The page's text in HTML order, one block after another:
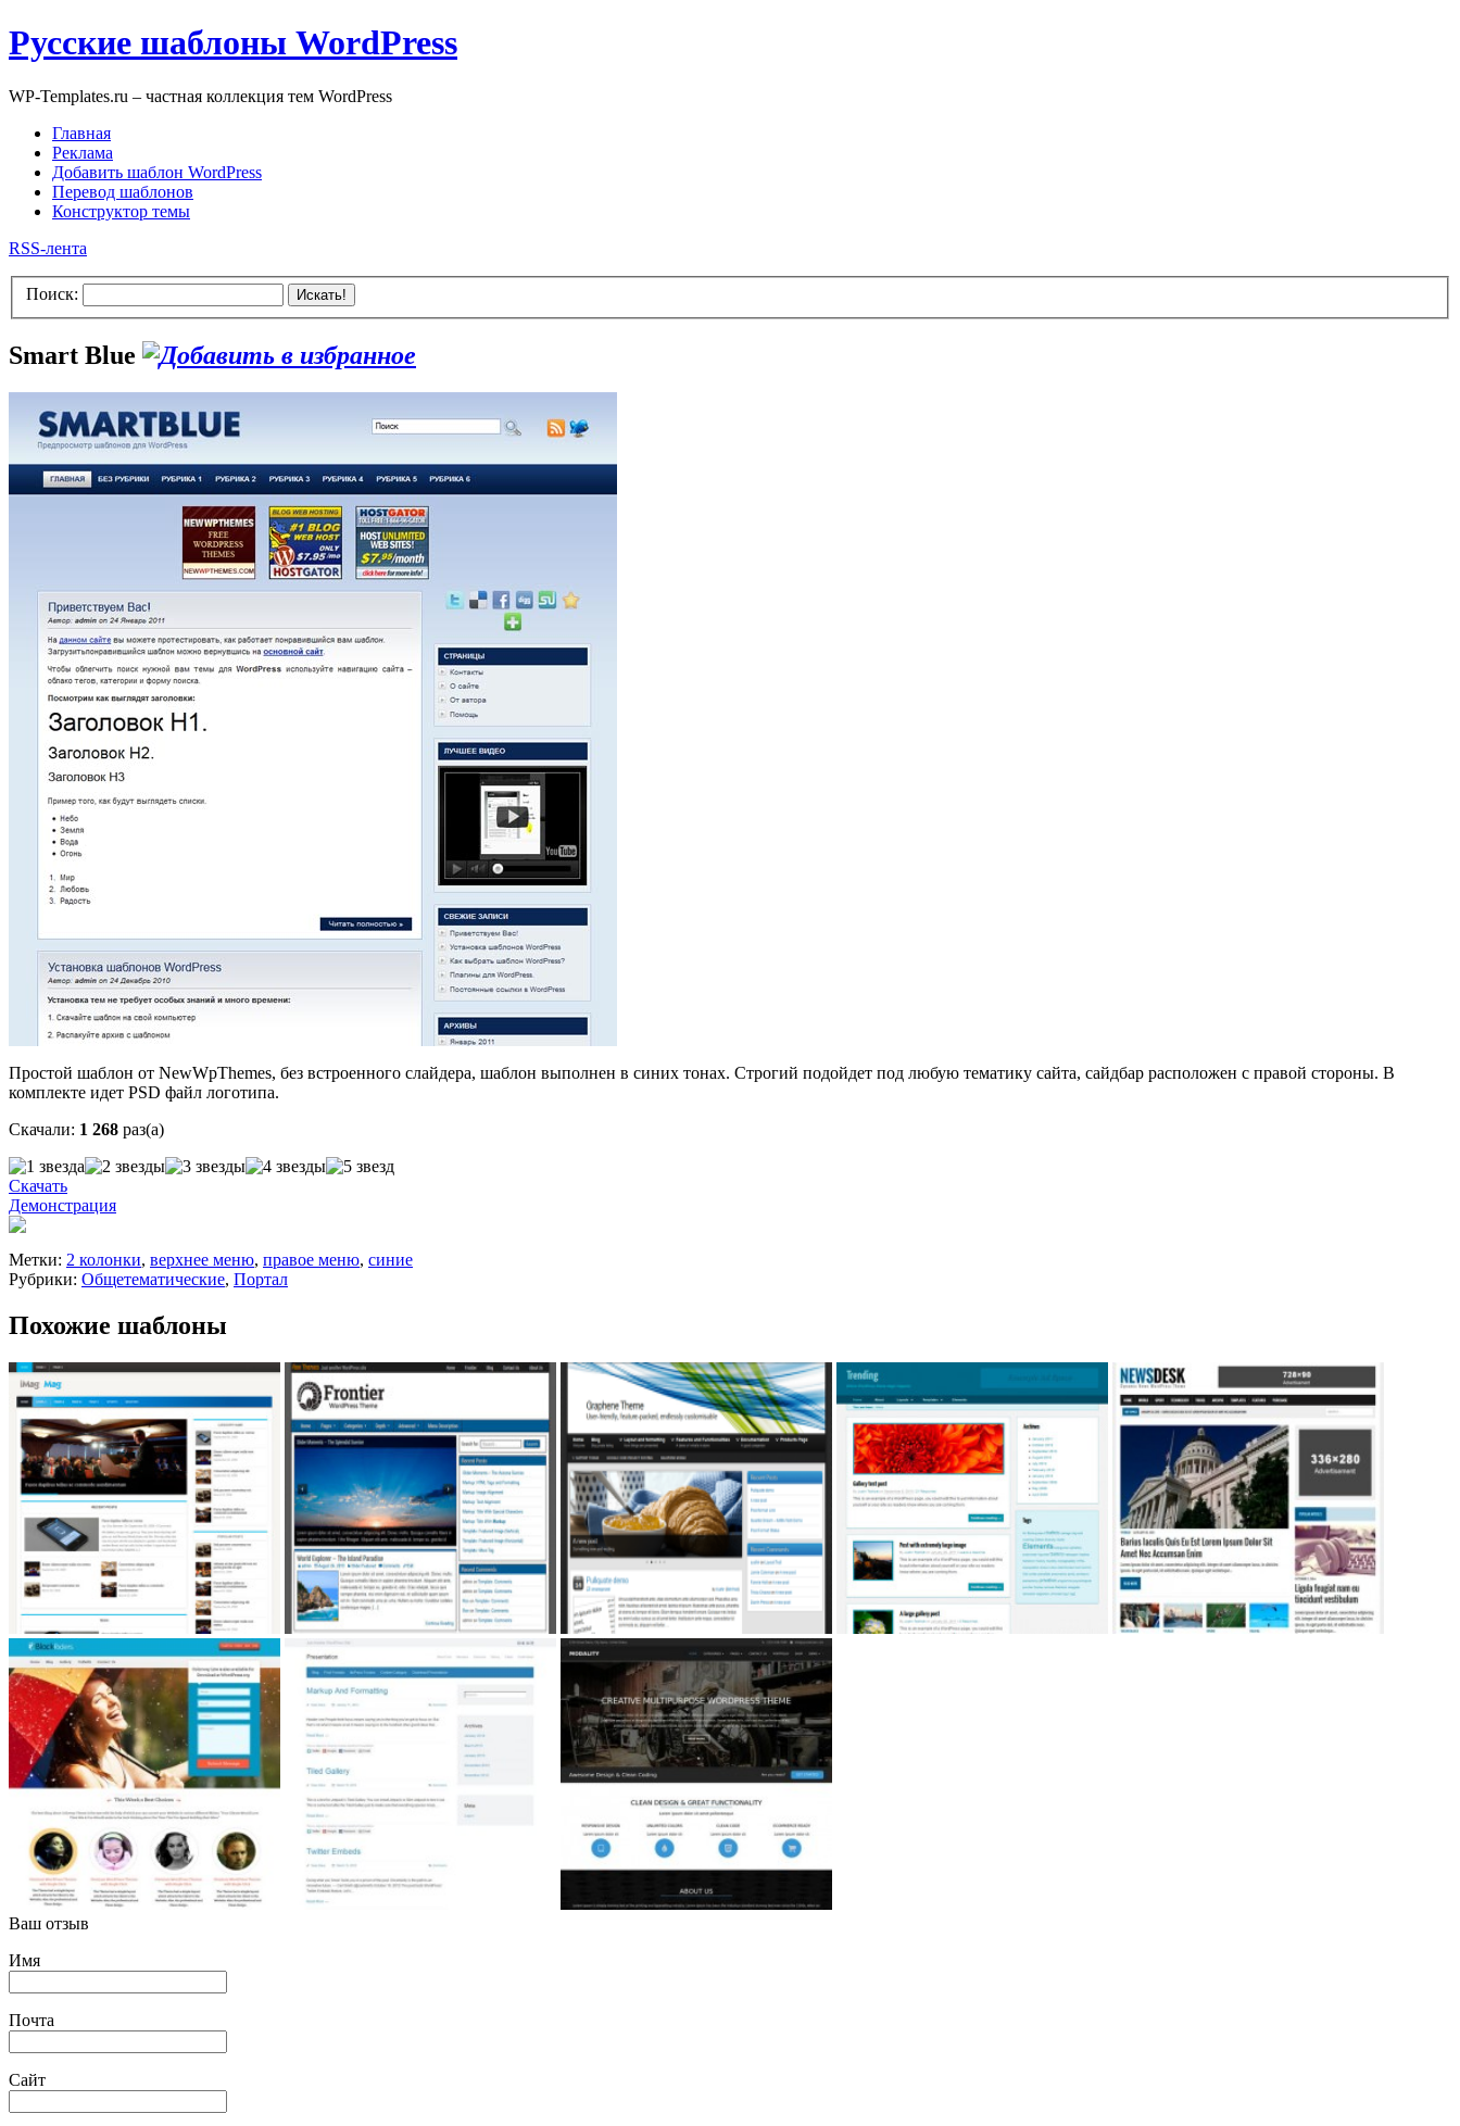
Русские шаблоны WordPress
WP-Templates.ru – частная коллекция тем WordPress
Главная
Реклама
Добавить шаблон WordPress
Перевод шаблонов
Конструктор темы
RSS-лента
Поиск: Искать!
Smart Blue
Простой шаблон от NewWpThemes, без встроенного слайдера, шаблон выполнен в синих тонах. Строгий подойдет под любую тематику сайта, сайдбар расположен с правой стороны. В
комплекте идет PSD файл логотипа.
Скачали: 1 268 раз(а)
Скачать
Демонстрация
Метки: 2 колонки, верхнее меню, правое меню, синие
Рубрики: Общетематические, Портал
Похожие шаблоны
Ваш отзыв
Имя
Почта
Сайт